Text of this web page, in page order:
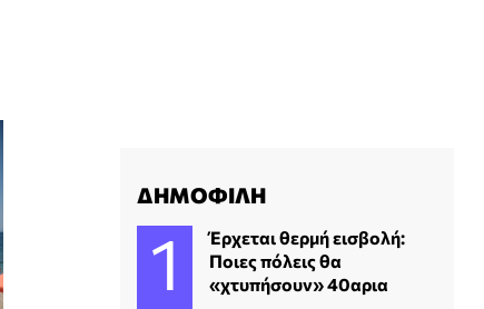
ΔΗΜΟΦΙΛΗ
Έρχεται θερμή εισβολή:
Ποιες πόλεις θα
«χτυπήσουν» 40αρια